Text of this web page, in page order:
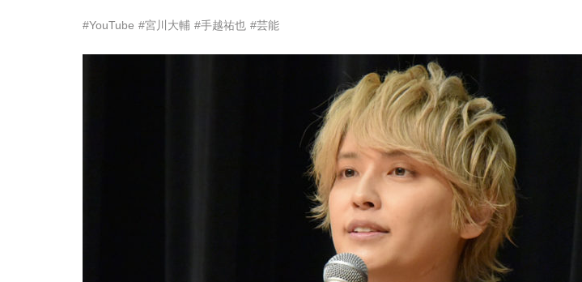
#YouTube #宮川大輔 #手越祐也 #芸能